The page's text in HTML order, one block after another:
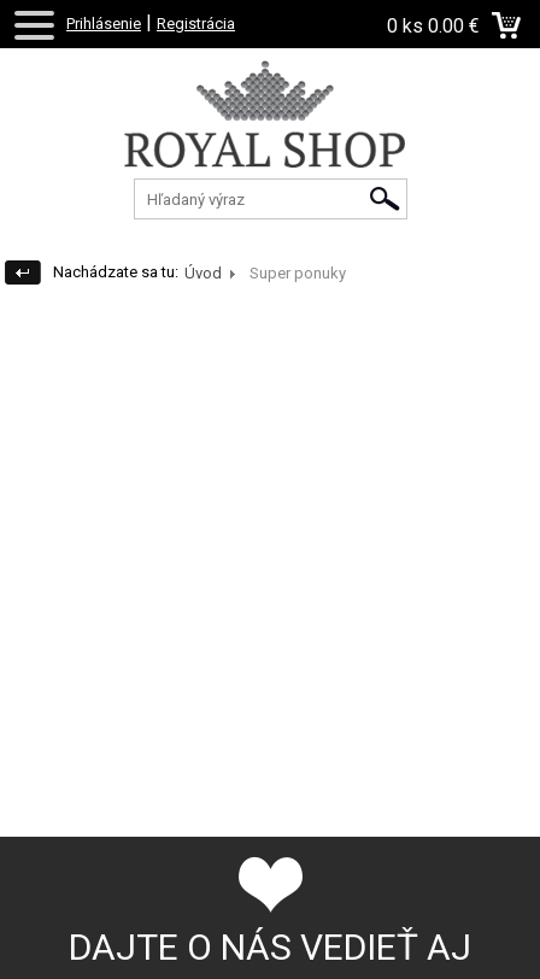
Prihlásenie | Registrácia 0 ks 0.00 €
Nachádzate sa tu: Úvod Super ponuky
DAJTE O NÁS VEDIEŤ AJ